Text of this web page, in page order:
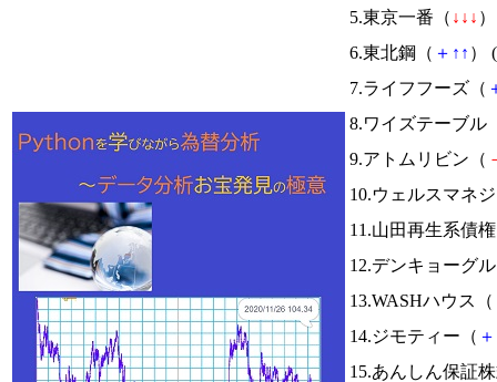
5.東京一番（ ↓ ↓ ↓
6.東北鋼（ ＋ ↑ ↑ ） (
7.ライフフーズ（
8.ワイズテーブル
9.アトムリビン（
10.ウェルスマネ
11.山田再生系債
12.デンキョーグ
13.WASHハウス（
14.ジモティー（ ＋
15.あんしん保証